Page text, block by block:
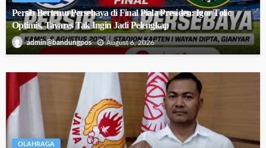
Persib Bertemu Persebaya di Final Piala Presiden: Igor Tolic
Optimis, Tavares Tak Ingin Jadi Pelengkap
admin@bandungpos August 6, 2026
OLAHRAGA